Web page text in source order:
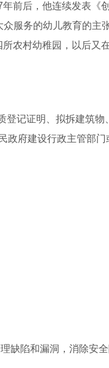
前后，他连续发表《
服务的幼儿教育的主张
农村幼稚园，以后又
登记证明、拟拆建筑物
政府建设行政主管部门
缺陷和漏洞，消除安